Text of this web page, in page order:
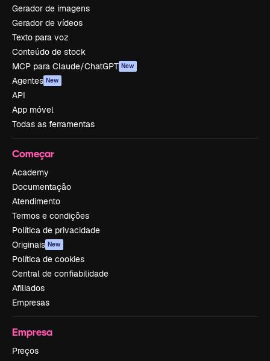
Gerador de imagens
Gerador de vídeos
Texto para voz
Conteúdo de stock
MCP para Claude/ChatGPT New
Agentes New
API
App móvel
Todas as ferramentas
Começar
Academy
Documentação
Atendimento
Termos e condições
Política de privacidade
Originais New
Política de cookies
Central de confiabilidade
Afiliados
Empresas
Empresa
Preços